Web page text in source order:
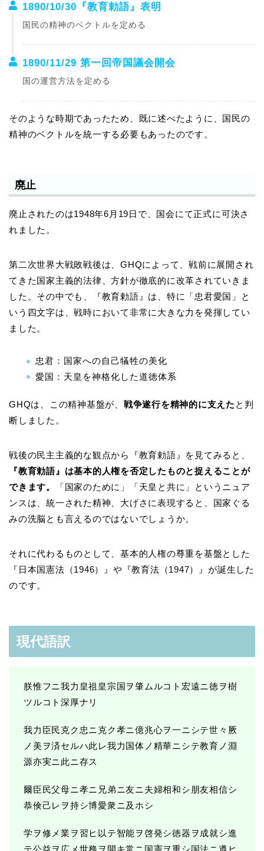
1890/10/30『教育勅語』表明
国民の精神のベクトルを定める
1890/11/29 第一回帝国議会開会
国の運営方法を定める
そのような時期であったため、既に述べたように、国民の
精神のベクトルを統一する必要もあったのです。
廃止
廃止されたのは1948年6月19日で、国会にて正式に可決さ
れました。
第二次世界大戦敗戦後は、GHQによって、戦前に展開され
てきた国家主義的法律、方針が徹底的に改革されていきま
した。その中でも、『教育勅語』は、特に「忠君愛国」と
いう四文字は、戦時において非常に大きな力を発揮してい
ました。
忠君：国家への自己犠牲の美化
愛国：天皇を神格化した道徳体系
GHQは、この精神基盤が、 戦争遂行を精神的に支えた と判
断しました。
戦後の民主主義的な観点から『教育勅語』を見てみると、
『教育勅語』は基本的人権を否定したものと捉えることが
できます。
「国家のために」「天皇と共に」というニュア
ンスは、統一された精神、大げさに表現すると、国家ぐる
みの洗脳とも言えるのではないでしょうか。
それに代わるものとして、基本的人権の尊重を基盤とした
『日本国憲法（1946）』や『教育法（1947）』が誕生した
のです。
現代語訳
朕惟フニ我力皇祖皇宗国ヲ肇ムルコト宏遠ニ徳ヲ樹
ツルコト深厚ナリ
我力臣民克ク忠ニ克ク孝ニ億兆心ヲ一ニシテ世々厥
ノ美ヲ済セルハ此レ我力国体ノ精華ニシテ教育ノ淵
源亦実ニ此ニ存ス
爾臣民父母ニ孝ニ兄弟ニ友ニ夫婦相和シ朋友相信シ
恭倹己レヲ持シ博愛衆ニ及ホシ
学ヲ修メ業ヲ習ヒ以テ智能ヲ啓発シ徳器ヲ成就シ進
テ公益ヲ広メ世務ヲ開キ常ニ国憲ヲ重シ国法ニ遵ヒ